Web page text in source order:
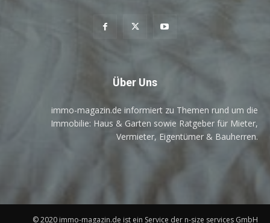
Über Uns
immo-magazin.de informiert zu Themen rund um die
Immobilie: Haus & Garten sowie Ratgeber für Mieter,
Vermieter, Eigentümer & Bauherren.
© 2020 immo-magazin.de ist ein Service der n-size services GmbH